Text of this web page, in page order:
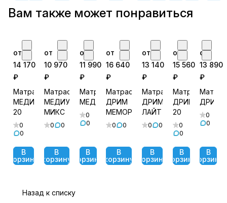
Вам также может понравиться
от
14 170
₽
Матрас
МЕДИУМ
20
0
0
В
корзину
от
10 970
₽
Матрас
МЕДИУМ
МИКС
0 0
В
корзину
от
11 990
₽
Матрас
МЕДИУМ
0
0
В
корзину
от
16 640
₽
Матрас
ДРИМ
МЕМОРИ
0 0
В
корзину
от
13 140
₽
Матрас
ДРИМ
ЛАЙТ
0 0
В
корзину
от
15 560
₽
Матрас
ДРИМ
20
0
0
В
корзину
от
13 890
₽
Матрас
ДРИМ
0
0
В
корзину
Назад к списку